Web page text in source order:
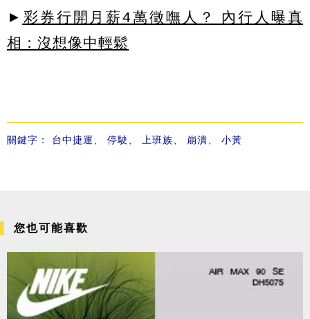
► 彩券行開月薪4萬徵嘸人？ 內行人曝真
相：沒想像中輕鬆
關鍵字： 台中捷運 停駛 上班族 崩潰 小黃
您也可能喜歡